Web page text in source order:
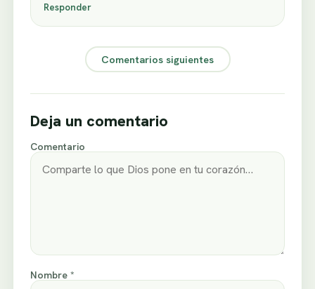
Responder
Comentarios siguientes
Deja un comentario
Comentario
Nombre *